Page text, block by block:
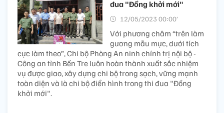
đua "Đồng khởi mới"
12/05/2023 00:00’
Với phương châm “trên làm
gương mẫu mực, dưới tích
cực làm theo”, Chi bộ Phòng An ninh chính trị nội bộ -
Công an tỉnh Bến Tre luôn hoàn thành xuất sắc nhiệm
vụ được giao, xây dựng chi bộ trong sạch, vững mạnh
toàn diện và là chi bộ điển hình trong thi đua "Đồng
khởi mới".